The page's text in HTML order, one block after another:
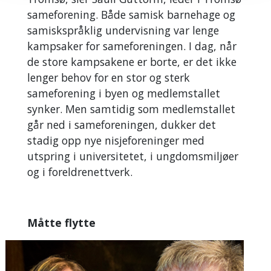
sameforening. Både samisk barnehage og
samiskspråklig undervisning var lenge
kampsaker for sameforeningen. I dag, når
de store kampsakene er borte, er det ikke
lenger behov for en stor og sterk
sameforening i byen og medlemstallet
synker. Men samtidig som medlemstallet
går ned i sameforeningen, dukker det
stadig opp nye nisjeforeninger med
utspring i universitetet, i ungdomsmiljøer
og i foreldrenettverk.
Måtte flytte